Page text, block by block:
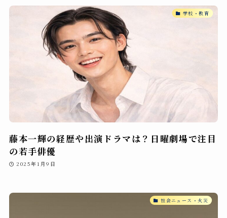
学校・教育
藤本一輝の経歴や出演ドラマは？日曜劇場で注目
の若手俳優
2025年1月9日
社会ニュース・火災